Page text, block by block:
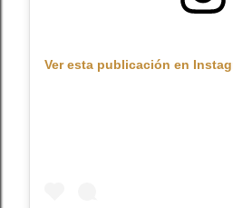
Ver esta publicación en